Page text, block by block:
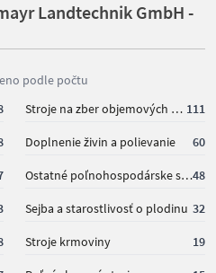
Landtechnik GmbH -
podle počtu
Stroje na zber objemových krmív 111
Doplnenie živin a polievanie 60
Ostatné poľnohospodárske silové stroje48
Sejba a starostlivosť o plodinu 32
Stroje krmoviny 19